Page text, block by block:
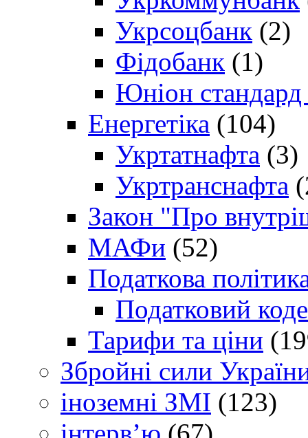
Укрсоцбанк (2)
Фідобанк (1)
Юніон стандард
Енергетіка (104)
Укртатнафта (3)
Укртранснафта
Закон "Про
МАФи (52)
Податкова
Податковий
Тарифи та ціни
Збройні сили
іноземні ЗМІ (123)